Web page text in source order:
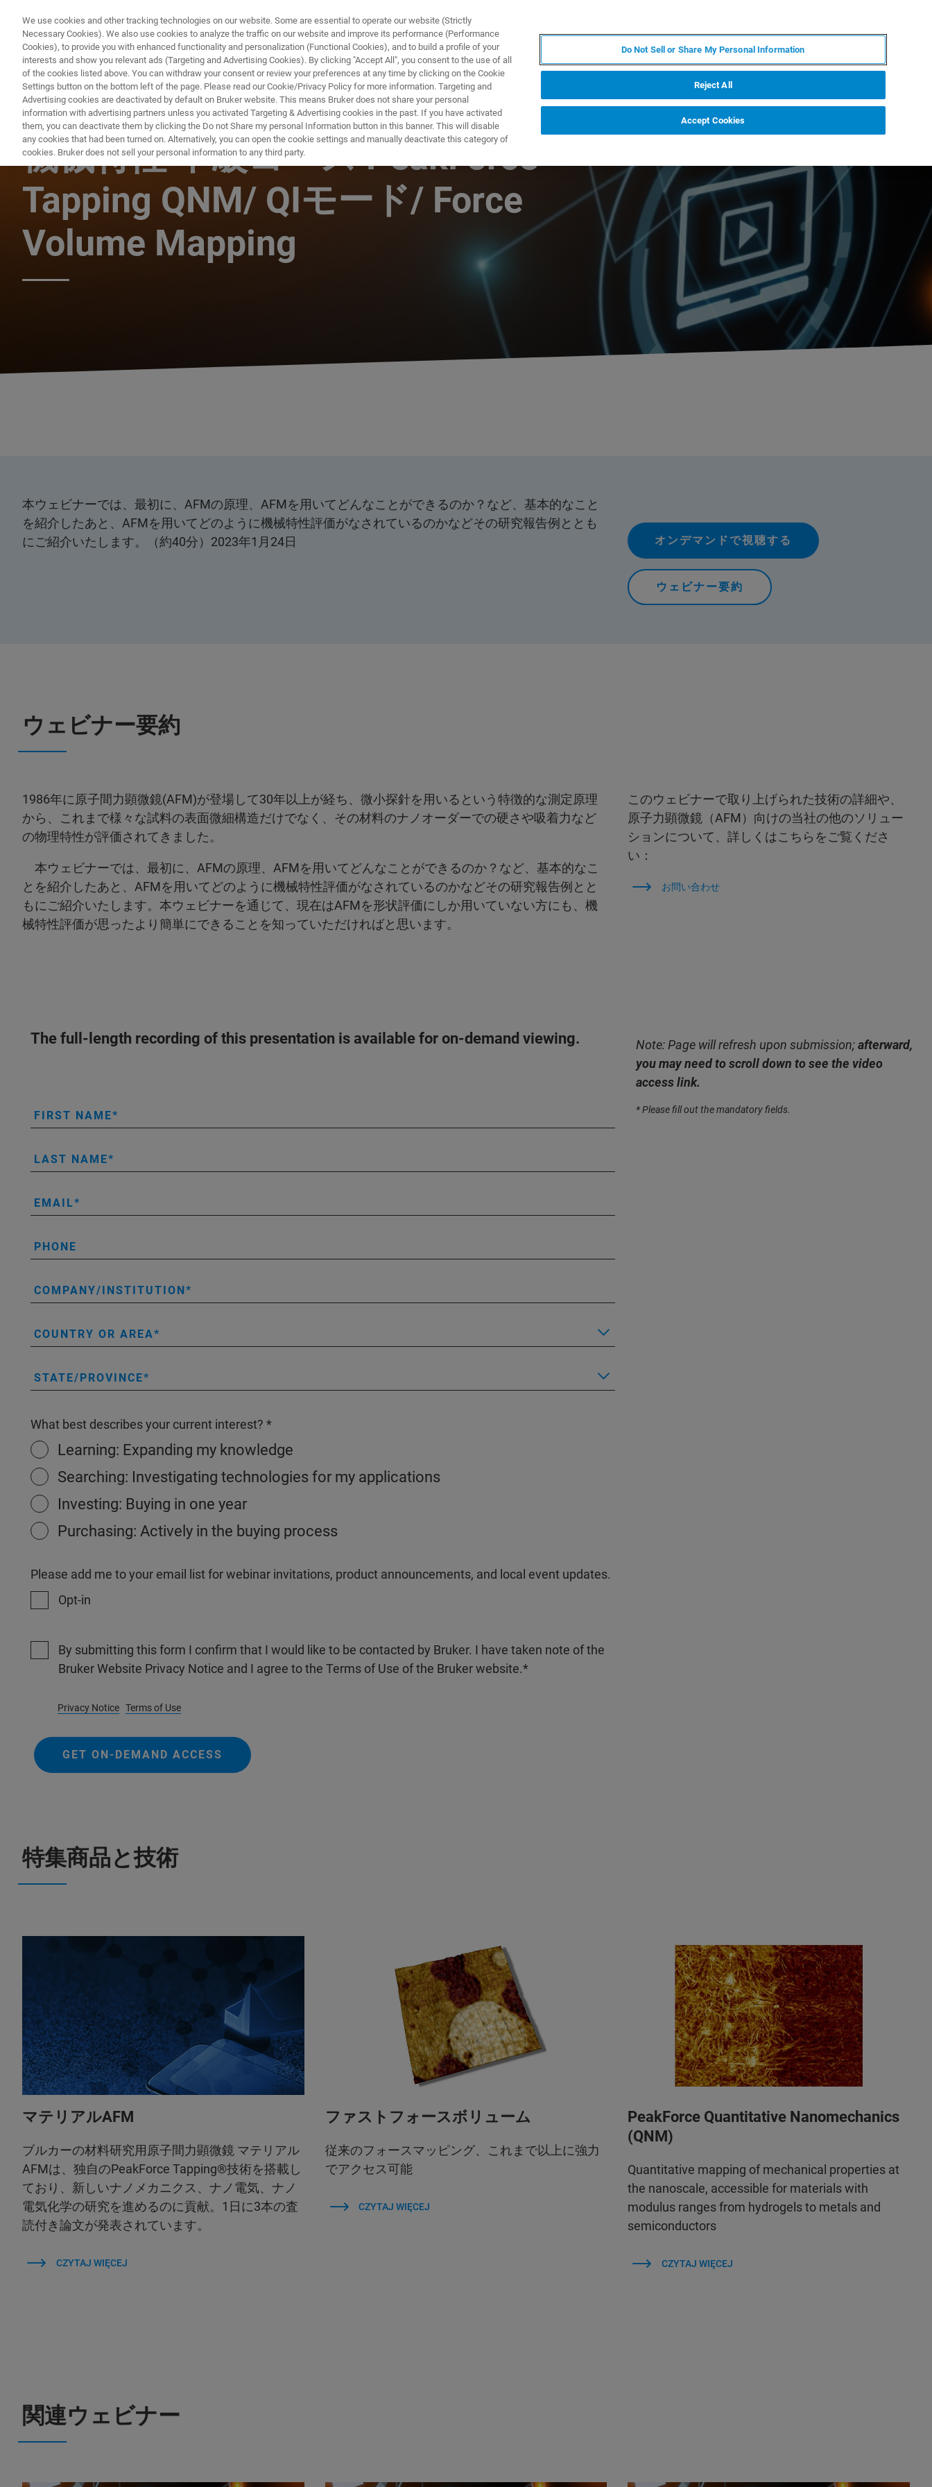
PRODUKTY I ROZWIĄZANIA APLIKACJE
AFM ウェビナー
機械特性 中級コース PeakForce
Tapping QNM/ QIモード/ Force
Volume Mapping
本ウェビナーでは、最初に、AFMの原理、AFMを用いてどんなことができるのか？など、基本的なこと
を紹介したあと、AFMを用いてどのように機械特性評価がなされているのかなどその研究報告例ととも
にご紹介いたします。（約40分）2023年1月24日
オンデマンドで視聴する
ウェビナー要約
ウェビナー要約
1986年に原子間力顕微鏡(AFM)が登場して30年以上が経ち、微小探針を用いるという特徴的な測定原理
から、これまで様々な試料の表面微細構造だけでなく、その材料のナノオーダーでの硬さや吸着力など
の物理特性が評価されてきました。
本ウェビナーでは、最初に、AFMの原理、AFMを用いてどんなことができるのか？など、基本的なこ
とを紹介したあと、AFMを用いてどのように機械特性評価がなされているのかなどその研究報告例とと
もにご紹介いたします。本ウェビナーを通じて、現在はAFMを形状評価にしか用いていない方にも、機
械特性評価が思ったより簡単にできることを知っていただければと思います。
このウェビナーで取り上げられた技術の詳細や、
原子力顕微鏡（AFM）向けの当社の他のソリュー
ションについて、詳しくはこちらをご覧くださ
い：
お問い合わせ
The full-length recording of this presentation is available for on-demand viewing.
FIRST NAME
LAST NAME
EMAIL
PHONE
COMPANY/INSTITUTION
COUNTRY OR AREA
STATE/PROVINCE
What best describes your current interest?
Learning: Expanding my knowledge
Searching: Investigating technologies for my applications
Investing: Buying in one year
Purchasing: Actively in the buying process
Please add me to your email list for webinar invitations, product announcements, and local event updates.
Opt-in
By submitting this form I confirm that I would like to be contacted by Bruker. I have taken note of the
Bruker Website Privacy Notice and I agree to the Terms of Use of the Bruker website.
Privacy Notice Terms of Use
GET ON-DEMAND ACCESS
Note: Page will refresh upon submission;afterward,
you may need to scroll down to see the video
access link.
* Please fill out the mandatory fields.
特集商品と技術
マテリアルAFM
ブルカーの材料研究用原子間力顕微鏡 マテリアル
AFMは、独自のPeakForce Tapping®技術を搭載し
ており、新しいナノメカニクス、ナノ電気、ナノ
電気化学の研究を進めるのに貢献。1日に3本の査
読付き論文が発表されています。
CZYTAJ WIĘCEJ
ファストフォースボリューム
従来のフォースマッピング、これまで以上に強力
でアクセス可能
CZYTAJ WIĘCEJ
PeakForce Quantitative Nanomechanics
(QNM)
Quantitative mapping of mechanical properties at
the nanoscale, accessible for materials with
modulus ranges from hydrogels to metals and
semiconductors
CZYTAJ WIĘCEJ
関連ウェビナー
We use cookies and other tracking technologies on our website. Some are essential to operate our website (Strictly
Necessary Cookies). We also use cookies to analyze the traffic on our website and improve its performance (Performance
Cookies), to provide you with enhanced functionality and personalization (Functional Cookies), and to build a profile of your
interests and show you relevant ads (Targeting and Advertising Cookies). By clicking "Accept All", you consent to the use of all
of the cookies listed above. You can withdraw your consent or review your preferences at any time by clicking on the Cookie
Settings button on the bottom left of the page. Please read our Cookie/Privacy Policy for more information. Targeting and
Advertising cookies are deactivated by default on Bruker website. This means Bruker does not share your personal
information with advertising partners unless you activated Targeting & Advertising cookies in the past. If you have activated
them, you can deactivate them by clicking the Do not Share my personal Information button in this banner. This will disable
any cookies that had been turned on. Alternatively, you can open the cookie settings and manually deactivate this category of
cookies. Bruker does not sell your personal information to any third party.
Do Not Sell or Share My Personal Information
Reject All
Accept Cookies